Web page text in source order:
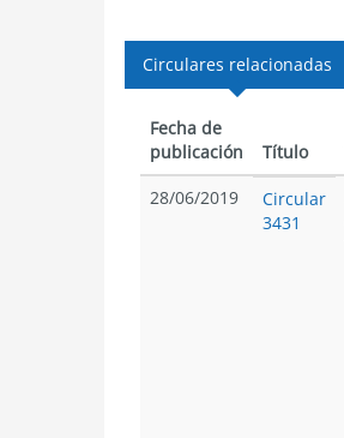
Circulares relacionadas
Fecha de
publicación
Título
28/06/2019
Circular
3431